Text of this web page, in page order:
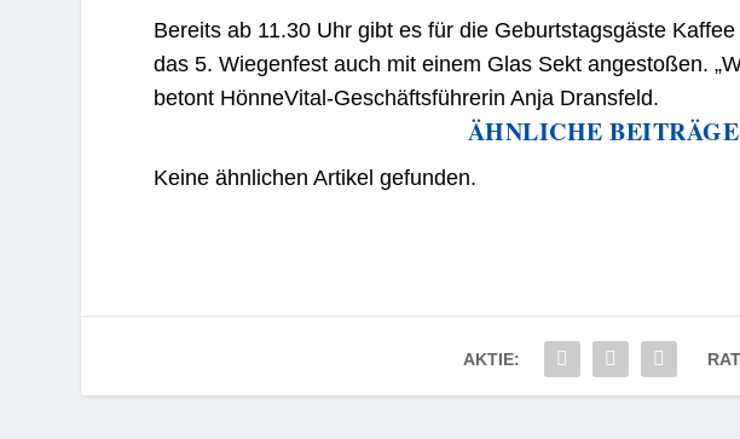
Bereits ab 11.30 Uhr gibt es für die Geburtstagsgäste
das 5. Wiegenfest auch mit einem Glas Sekt angestoßen.
betont HönneVital-Geschäftsführerin Anja Dransfeld.
ÄHNLICHE
Keine ähnlichen Artikel gefunden.
AKTIE: